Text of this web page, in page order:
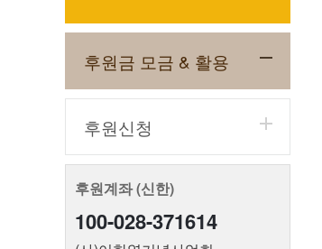
후원금 모금 & 활용
후원신청
후원계좌 (신한)
100-028-371614